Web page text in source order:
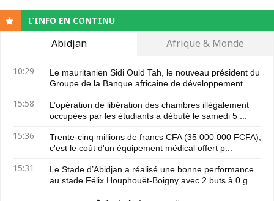
L’INFO EN CONTINU
Abidjan Afrique & Monde
10:29
Le mauritanien Sidi Ould Tah, le nouveau président du
Groupe de la Banque africaine de développement...
15:58
L’opération de libération des chambres illégalement
occupées par les étudiants a débuté le samedi 5 ...
15:36
Trente-cinq millions de francs CFA (35 000 000 FCFA),
c'est le coût d'un équipement médical offert p...
15:31
Le Stade d’Abidjan a réalisé une bonne performance
au stade Félix Houphouët-Boigny avec 2 buts à 0 g...